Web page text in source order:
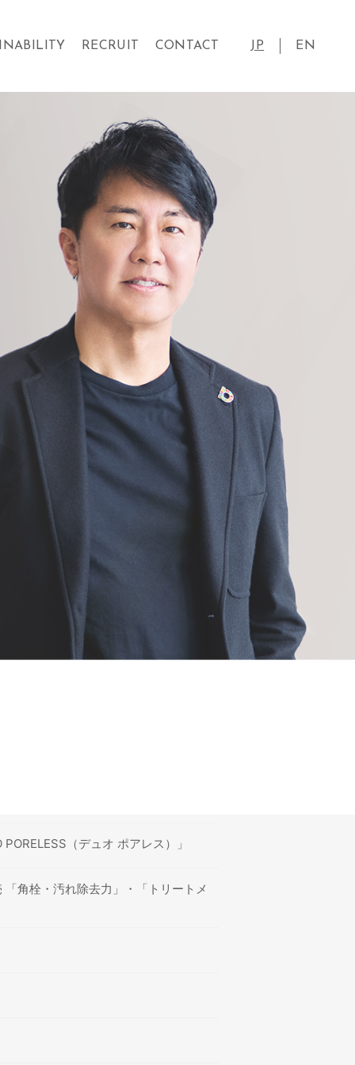
（デュオ ポアレス）」
角栓・汚れ除去力」・「トリートメ
RECRUIT CONTACT JP EN